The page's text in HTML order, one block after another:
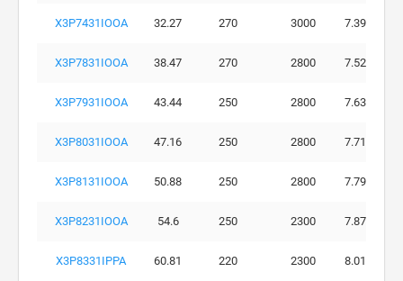
X3P7431IOOA 32.27 270 3000 7.39
X3P7831IOOA 38.47 270 2800 7.52
X3P7931IOOA 43.44 250 2800 7.63
X3P8031IOOA 47.16 250 2800 7.71
X3P8131IOOA 50.88 250 2800 7.79
X3P8231IOOA 54.6 250 2300 7.87
X3P8331IPPA 60.81 220 2300 8.01